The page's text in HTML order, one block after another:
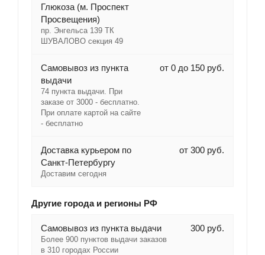
Глюкоза (м. Проспект
Просвещения)
пр. Энгельса 139 ТК
ШУВАЛОВО секция 49
Самовывоз из пункта
выдачи
74 пункта выдачи. При
заказе от 3000 - бесплатно.
При оплате картой на сайте
- бесплатно
от 0 до 150 руб.
Доставка курьером по
Санкт-Петербургу
Доставим сегодня
от 300 руб.
Другие города и регионы РФ
Самовывоз из пункта выдачи
Более 900 пунктов выдачи заказов
в 310 городах России
300 руб.